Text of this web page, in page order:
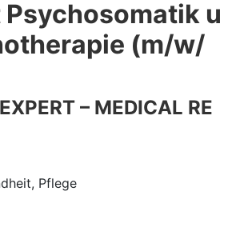
u
(m/w/
– MEDICAL RE
Pflege